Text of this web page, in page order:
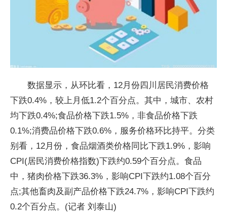
数据显示，从环比看，12月份四川居民消费价格
下跌0.4%，较上月低1.2个百分点。其中，城市、农村
均下跌0.4%;食品价格下跌1.5%，非食品价格下跌
0.1%;消费品价格下跌0.6%，服务价格环比持平。分类
别看，12月份，食品烟酒类价格同比下跌1.9%，影响
CPI(居民消费价格指数)下跌约0.59个百分点。食品
中，猪肉价格下跌36.3%，影响CPI下跌约1.08个百分
点;其他畜肉及副产品价格下跌24.7%，影响CPI下跌约
0.2个百分点。(记者 刘泰山)